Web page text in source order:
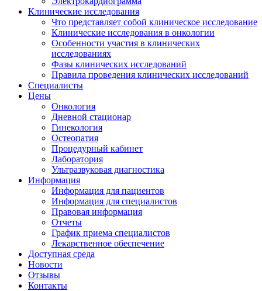
Клинические исследования
Что представляет собой клиническое исследование
Клинические исследования в онкологии
Особенности участия в клинических
исследованиях
Фазы клинических исследований
Правила проведения клинических исследований
Специалисты
Цены
Онкология
Дневной стационар
Гинекология
Остеопатия
Процедурный кабинет
Лаборатория
Ультразвуковая диагностика
Информация
Информация для пациентов
Информация для специалистов
Правовая информация
Отчеты
График приема специалистов
Лекарственное обеспечение
Доступная среда
Новости
Отзывы
Контакты